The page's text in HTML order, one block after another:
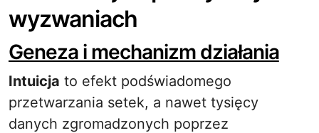
wyzwaniach
Geneza i mechanizm działania
Intuicja to efekt podświadomego
przetwarzania setek, a nawet tysięcy
danych zgromadzonych poprzez